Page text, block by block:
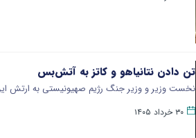
تن دادن نتانیاهو و کاتز به آتش‌بس
نخست وزیر و وزیر جنگ رژیم صهیونیستی به ارتش
۳۰ خرداد ۱۴۰۵